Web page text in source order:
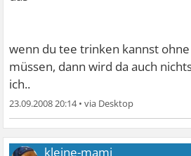
wenn du tee trinken kannst
müssen, dann wird da auch
ich..
23.09.2008 20:14•
kleine-mami